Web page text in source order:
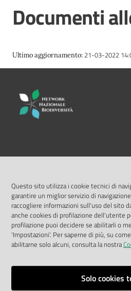
dati
Strumenti
e
Educazione
e
formazione
ambientale
Documenti
Ultimo aggiornamento: 21-03-2022
LINK UTILI
MASE
ISPRA
Geoportale Nazionale
Biocase
Vai alla pagina
Questo sito utilizza i cookie tecnici di
garantire un miglior servizio di
raccogliere informazioni sull'uso del sito
anche cookies di profilazione dell'utente
profilazione puoi decidere se abilitarli o
'Impostazioni'. Per saperne di più, su
abilitarne solo alcuni, consulta la nostra
Solo cookies